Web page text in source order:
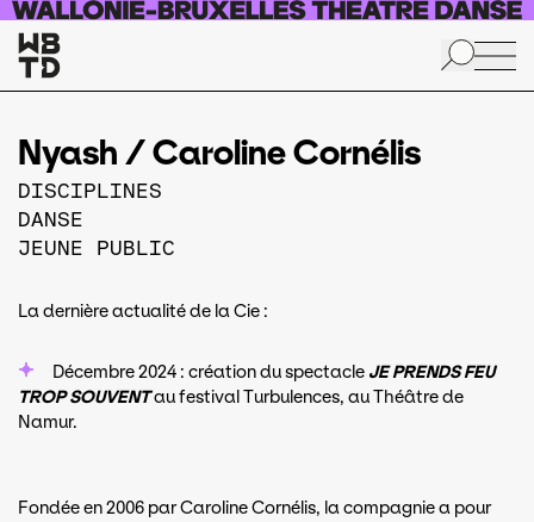
Aller au contenu principal
Nyash / Caroline Cornélis
DISCIPLINES
DANSE
JEUNE PUBLIC
La dernière actualité de la Cie :
Décembre 2024 : création du spectacle JE PRENDS FEU
TROP SOUVENTau festival Turbulences, au Théâtre de
Namur.
Fondée en 2006 par Caroline Cornélis, la compagnie a pour